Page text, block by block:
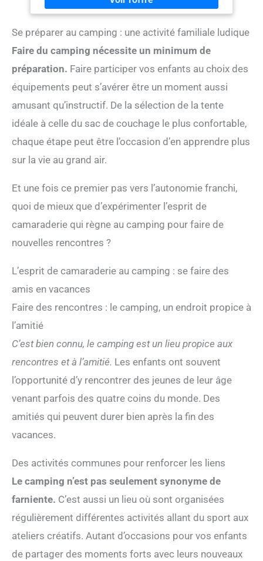
l’aération de la tente et vous permettent de mieux jeter
qu’entreprennent vos petits QUE LE JEU COMMENCE !
Vos princesses n'auront pas besoin d'attendre des
heures à cause d’un assemblage compliqué. Le
château sera prêt en seulement quelques minutes
AMUSEMENT PARTOUT : 101 Ø x 135 cm, voilà une
taille parfaite pour un ou deux enfants. Cette tente leur
offre une cachette secrète pour jouer à des jeux, lire
des livres ou simplement s'allonger pour une sieste
Se préparer au camping : une activité familiale ludique
Faire du camping nécessite un minimum de
préparation. Faire participer vos enfants au choix des
équipements peut s’avérer être un moment aussi
amusant qu’instructif. De la sélection de la tente
idéale à celle du sac de couchage le plus confortable,
chaque étape peut être l’occasion d’en apprendre plus
sur la vie au grand air.
Et une fois ce premier pas vers l’autonomie franchi,
quoi de mieux que d’expérimenter l’esprit de
camaraderie qui règne au camping pour faire de
nouvelles rencontres ?
L’esprit de camaraderie au camping : se faire des
amis en vacances
Faire des rencontres : le camping, un endroit propice à
l’amitié
C’est bien connu, le camping est un lieu propice aux
rencontres et à l’amitié. Les enfants ont souvent
l’opportunité d’y rencontrer des jeunes de leur âge
venant parfois des quatre coins du monde. Des
amitiés qui peuvent durer bien après la fin des
vacances.
Des activités communes pour renforcer les liens
Le camping n’est pas seulement synonyme de
farniente. C’est aussi un lieu où sont organisées
régulièrement différentes activités allant du sport aux
ateliers créatifs. Autant d’occasions pour vos enfants
de partager des moments forts avec leurs nouveaux